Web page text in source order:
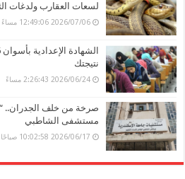
لسعات العقارب ولدغات
2026/07/06 12:49:06 مساءً
نتيجتك
2026/06/24 2:26:43 مساءً
صرخة من خلف الجدران..
مستشفى الشاطبي
2026/06/17 10:02:58 صباحًا